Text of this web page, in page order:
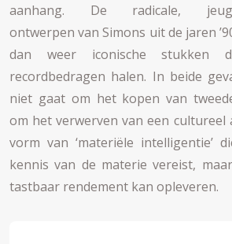
aanhang. De radicale,
ontwerpen van Simons uit de jaren
dan weer iconische stukken
recordbedragen halen. In beide
niet gaat om het kopen van
om het verwerven van een cultureel
vorm van ‘materiële intelligentie’
kennis van de materie vereist,
tastbaar rendement kan opleveren.